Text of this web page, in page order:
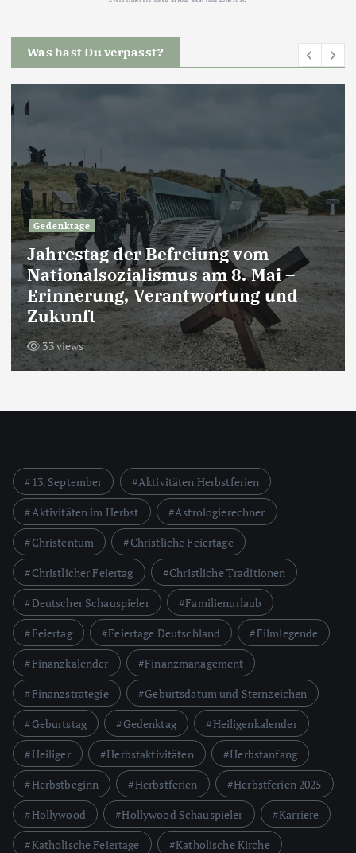
Was hast Du verpasst?
Gedenktage
Jahrestag der Befreiung vom
Nationalsozialismus am 8. Mai –
Erinnerung, Verantwortung und
Zukunft
33 views
13. September
Aktivitäten Herbstferien
Aktivitäten im Herbst
Astrologierechner
Christentum
Christliche Feiertage
Christlicher Feiertag
Christliche Traditionen
Deutscher Schauspieler
Familienurlaub
Feiertag
Feiertage Deutschland
Filmlegende
Finanzkalender
Finanzmanagement
Finanzstrategie
Geburtsdatum und Sternzeichen
Geburtstag
Gedenktag
Heiligenkalender
Heiliger
Herbstaktivitäten
Herbstanfang
Herbstbeginn
Herbstferien
Herbstferien 2025
Hollywood
Hollywood Schauspieler
Karriere
Katholische Feiertage
Katholische Kirche